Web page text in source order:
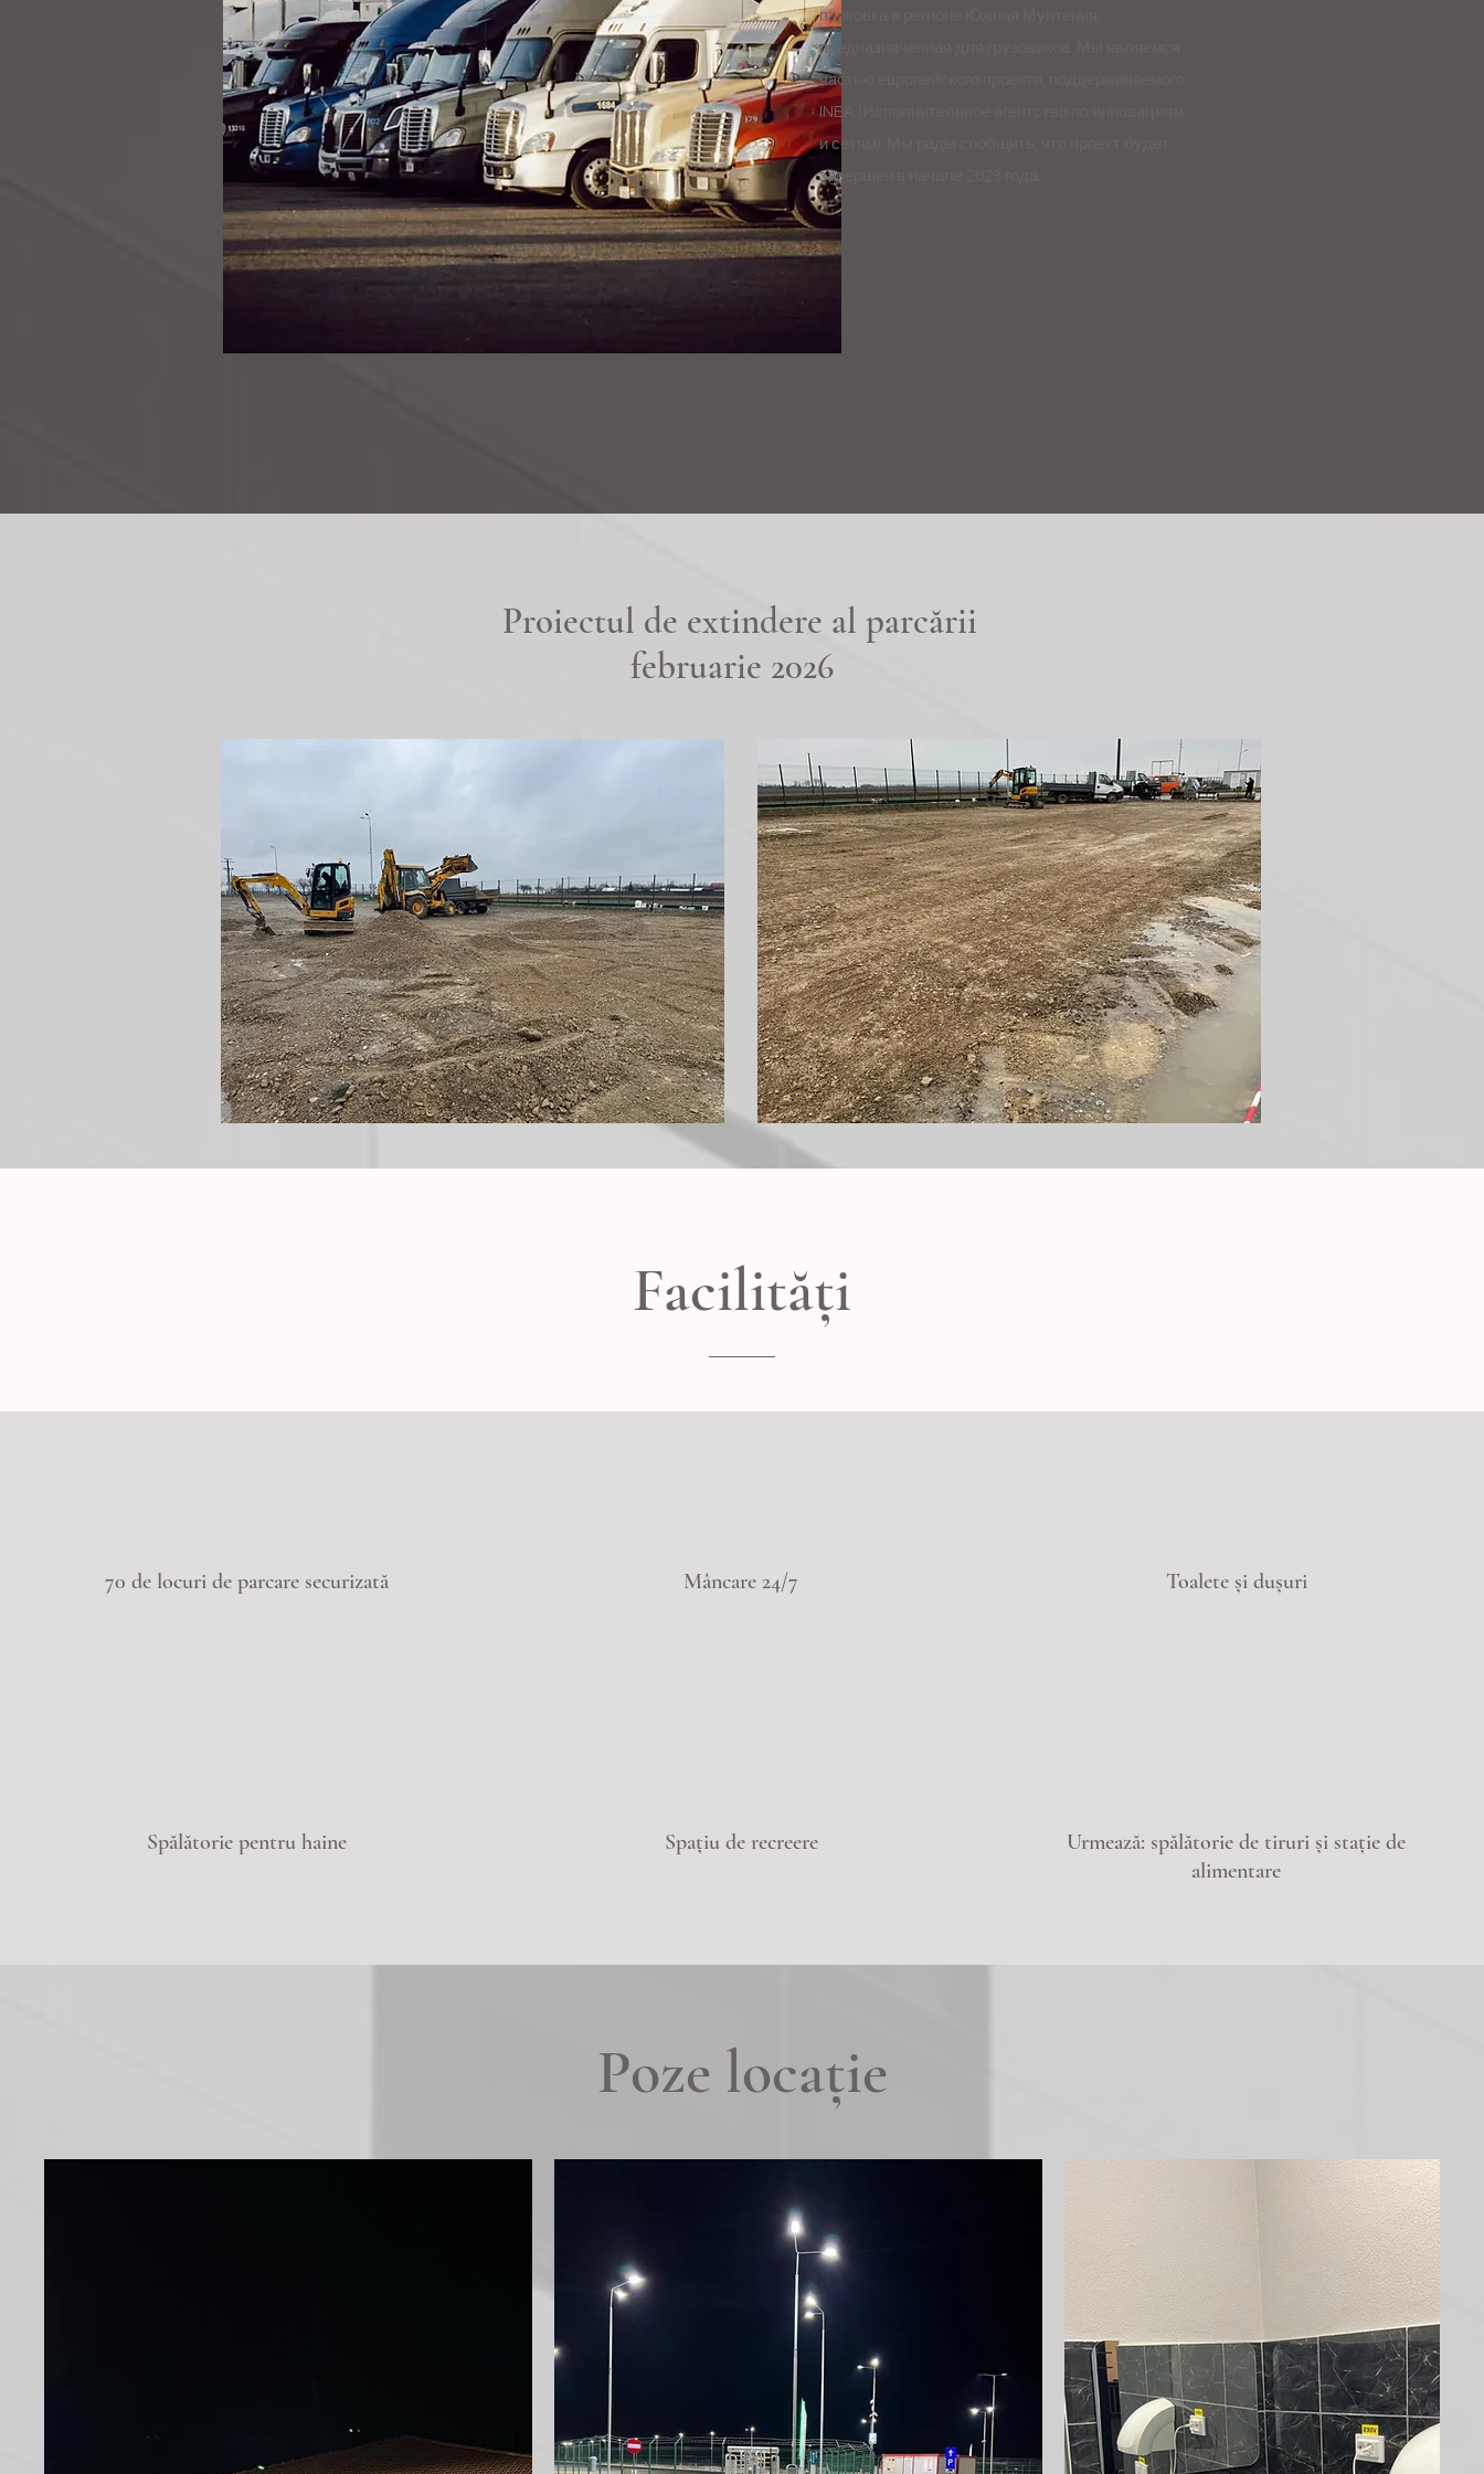
парковка в регионе Южная Мунтения,
предназначенная для грузовиков. Мы являемся
частью европейского проекта, поддерживаемого
INEA (Исполнительное агентство по инновациям
и сетям). Мы рады сообщить, что проект будет
завершен в начале 2023 года.
Proiectul de extindere al parcării
februarie 2026
Facilități
70 de locuri de parcare securizată Mâncare 24/7 Toalete și dușuri
Spălătorie pentru haine Spațiu de recreere
Urmează: spălătorie de tiruri și stație de
alimentare
Poze locație